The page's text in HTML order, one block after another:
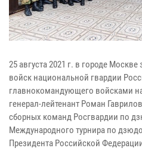
25 августа 2021 г. в городе
войск национальной гвардии
главнокомандующего войсками
генерал-лейтенант Роман
сборных команд Росгвардии по
Международного турнира по
Президента Российской